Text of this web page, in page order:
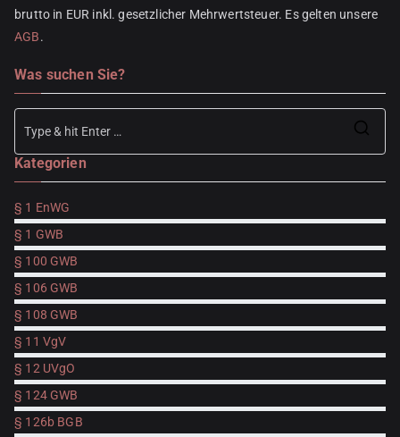
brutto in EUR inkl. gesetzlicher Mehrwertsteuer. Es gelten unsere
AGB.
Was suchen Sie?
Kategorien
§ 1 EnWG
§ 1 GWB
§ 100 GWB
§ 106 GWB
§ 108 GWB
§ 11 VgV
§ 12 UVgO
§ 124 GWB
§ 126b BGB